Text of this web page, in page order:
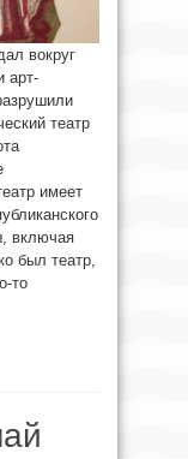
вокруг
арт-
театр
имеет
включая
был театр,
то